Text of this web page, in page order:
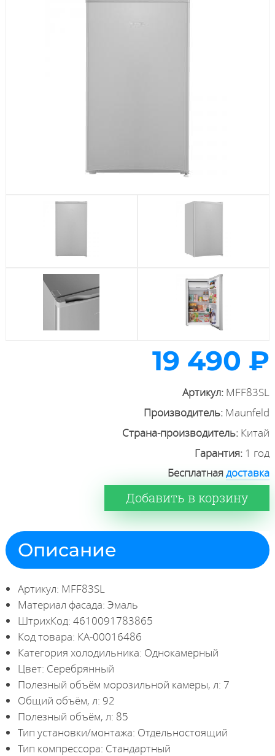
Стиральные машины
19 490 ₽
Артикул: MFF83SL
Производитель: Maunfeld
Страна-производитель: Китай
Гарантия: 1 год
Бесплатнаядоставка
Добавить в корзину
Описание
Артикул: MFF83SL
Материал фасада: Эмаль
ШтрихКод: 4610091783865
Код товара: КА-00016486
Категория холодильника: Однокамерный
Цвет: Серебрянный
Полезный объём морозильной камеры, л: 7
Общий объём, л: 92
Полезный объём, л: 85
Тип установки/монтажа: Отдельностоящий
Тип компрессора: Стандартный